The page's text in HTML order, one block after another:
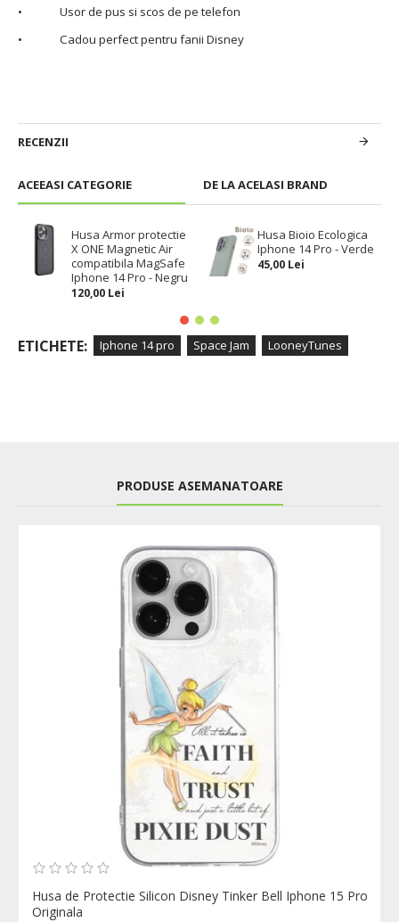
ACEEASI CATEGORIE DE LA ACELASI BRAND
Husa Armor protectie
X ONE Magnetic Air
compatibila MagSafe
Iphone 14 Pro - Negru
120,00 Lei
Husa Bioio Ecologica
Iphone 14 Pro - Verde
45,00 Lei
• Usor de pus si scos de pe telefon
• Cadou perfect pentru fanii Disney
RECENZII
ETICHETE: Iphone 14 pro Space Jam LooneyTunes
PRODUSE ASEMANATOARE
Husa de Protectie Silicon Disney Tinker Bell Iphone 15 Pro
Originala